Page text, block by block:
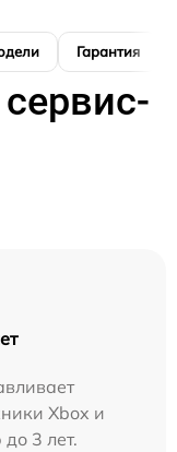
Гарантия
Xbox и
3 лет.